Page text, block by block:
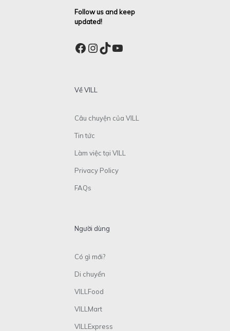
Follow us and keep
updated!
Facebook
Instagram
TikTok
YouTube
Về VILL
Câu chuyện của VILL
Tin tức
Làm việc tại VILL
Privacy Policy
FAQs
Người dùng
Có gì mới?
Di chuyển
VILLFood
VILLMart
VILLExpress